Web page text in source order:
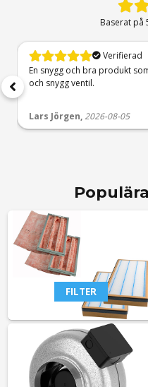
Baserat på
Verifierad
En snygg och bra produkt
och snygg ventil.
Lars Jörgen,2026-08-05
FILTER